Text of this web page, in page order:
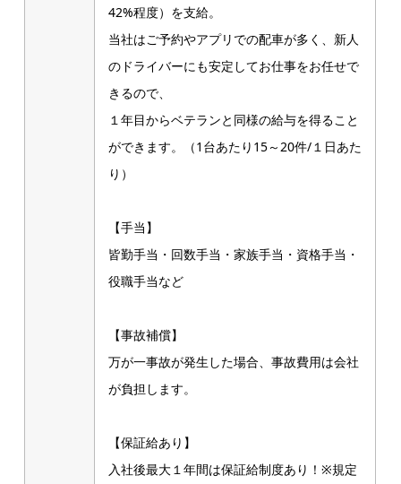
42%程度）を支給。
当社はご予約やアプリでの配車が多く、新人
のドライバーにも安定してお仕事をお任せで
きるので、
１年目からベテランと同様の給与を得ること
ができます。（1台あたり15～20件/１日あた
り）
【手当】
皆勤手当・回数手当・家族手当・資格手当・
役職手当など
【事故補償】
万が一事故が発生した場合、事故費用は会社
が負担します。
【保証給あり】
入社後最大１年間は保証給制度あり！※規定